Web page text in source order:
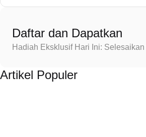
Daftar dan Dapatkan
Hadiah Eksklusif Hari Ini:
Artikel Populer